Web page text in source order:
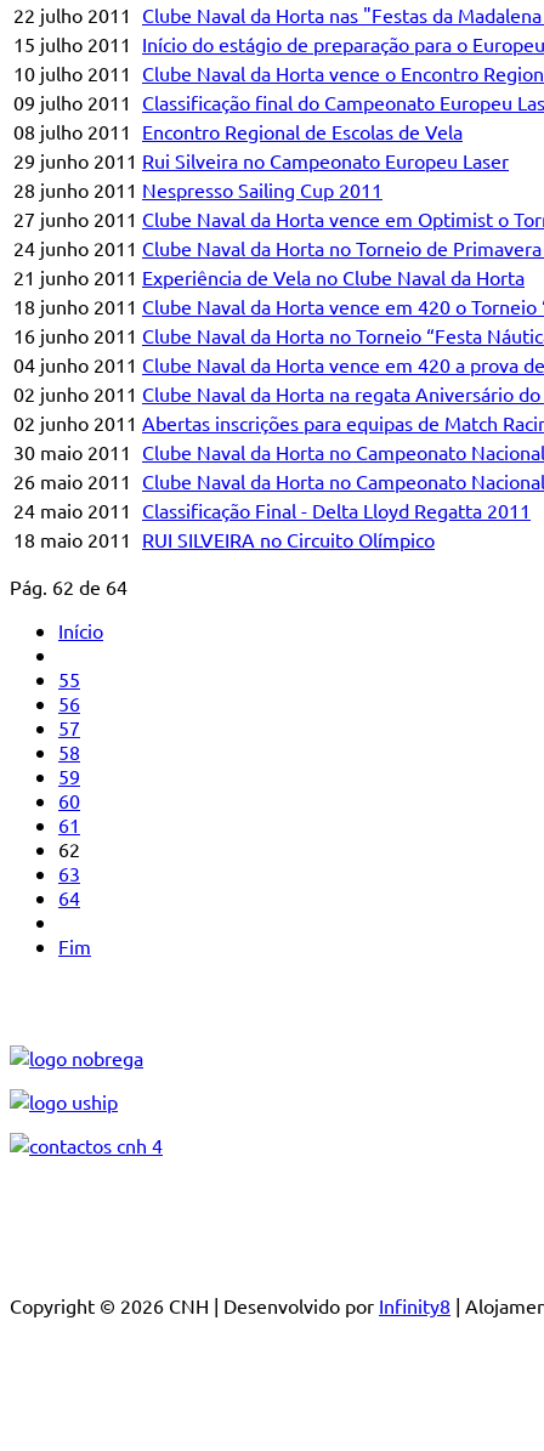
22 julho 2011
Clube Naval da Horta nas "Festas da
15 julho 2011
Início do estágio de preparação para o
10 julho 2011
Clube Naval da Horta vence o Encontro
09 julho 2011
Classificação final do Campeonato Europeu
08 julho 2011
Encontro Regional de Escolas de Vela
29 junho 2011 Rui Silveira no Campeonato Europeu Laser
28 junho 2011 Nespresso Sailing Cup 2011
27 junho 2011 Clube Naval da Horta vence em Optimist o
24 junho 2011 Clube Naval da Horta no Torneio de
21 junho 2011 Experiência de Vela no Clube Naval da Horta
18 junho 2011 Clube Naval da Horta vence em 420 o Torneio
16 junho 2011 Clube Naval da Horta no Torneio “Festa
04 junho 2011 Clube Naval da Horta vence em 420 a prova
02 junho 2011 Clube Naval da Horta na regata Aniversário
02 junho 2011 Abertas inscrições para equipas de Match
30 maio 2011
Clube Naval da Horta no Campeonato
26 maio 2011
Clube Naval da Horta no Campeonato
24 maio 2011
Classificação Final - Delta Lloyd Regatta 2011
18 maio 2011
RUI SILVEIRA no Circuito Olímpico
Pág. 62 de 64
Início
55
56
57
58
59
60
61
62
63
64
Fim
Copyright © 2026 CNH | Desenvolvido por Infinity8 |